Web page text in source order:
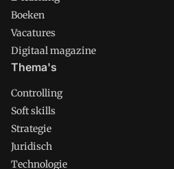
Boeken
Vacatures
Digitaal magazine
Thema's
Controlling
Soft skills
Strategie
Juridisch
Technologie